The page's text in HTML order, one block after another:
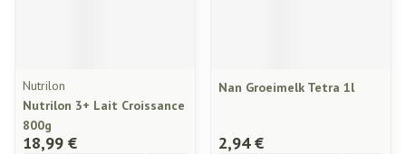
Nutrilon
Nutrilon 3+ Lait Croissance
800g
18,99 €
Nan Groeimelk Tetra 1l
2,94 €